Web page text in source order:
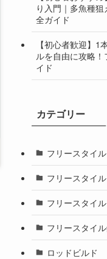
り入門｜多魚種
全ガイド
【初心者歓迎】1
ルを自由に攻略
イド
カテゴリー
フリースタイ
フリースタイ
フリースタイ
フリースタイ
ロッドビルド